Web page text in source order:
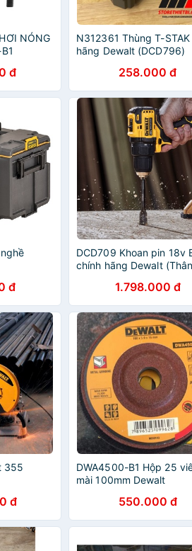
NÓNG
đ
N312361 Thùng T-
hãng Dewalt (DCD796)
258.000 đ
đ
DCD709 Khoan pin 18v
chính hãng Dewalt (Thân
1.798.000 đ
355
đ
DWA4500-B1 Hộp 25
mài 100mm Dewalt
550.000 đ